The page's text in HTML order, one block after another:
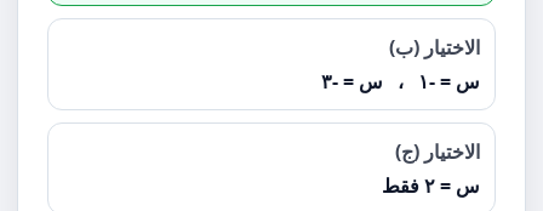
الاختيار (ب)
س = -١ ، س = -٣
الاختيار (ج)
س = ٢ فقط